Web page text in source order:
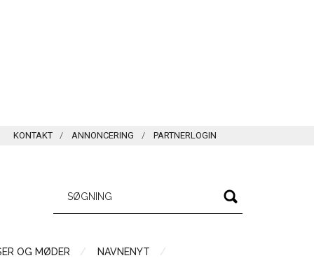
KONTAKT ANNONCERING PARTNERLOGIN
OG MØDER NAVNENYT